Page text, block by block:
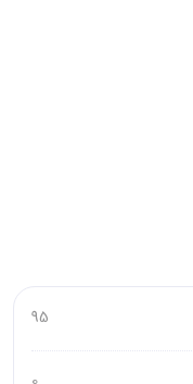
95